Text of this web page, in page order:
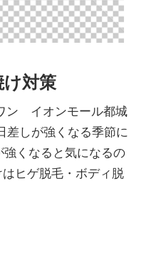
対策
ン イオンモール都城
差しが強くなる季節に
くなると気になるの
ヒゲ脱毛・ボディ脱